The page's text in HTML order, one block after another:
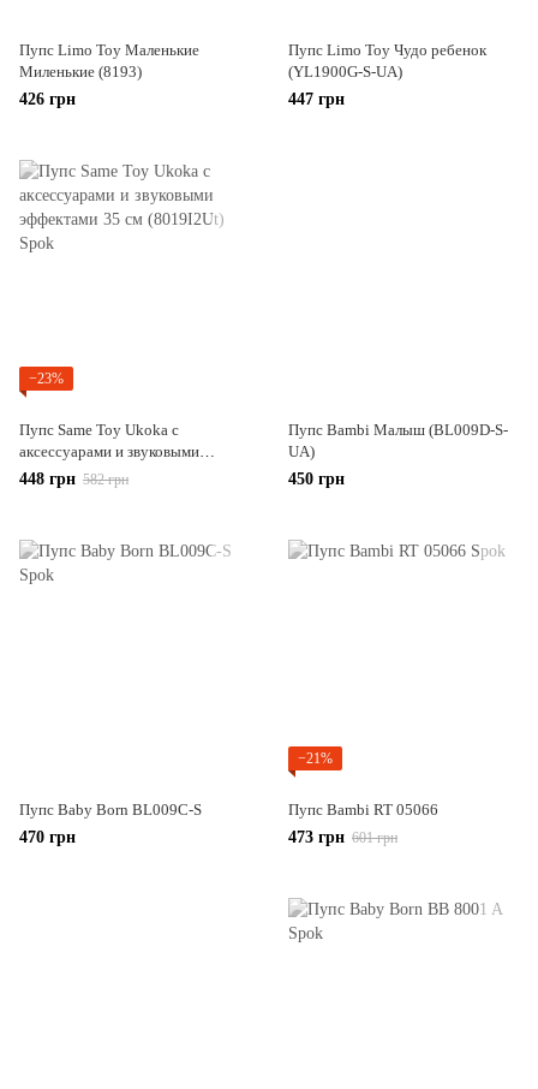
Пупс Limo Toy Маленькие
Миленькие (8193)
426 грн
Пупс Limo Toy Чудо ребенок
(YL1900G-S-UA)
447 грн
−23%
Пупс Same Toy Ukoka с
аксессуарами и звуковыми
эффектами 35 см (8019I2Ut)
448 грн 582 грн
Пупс Bambi Малыш (BL009D-S-
UA)
450 грн
Пупс Baby Born BL009C-S
470 грн
−21%
Пупс Bambi RT 05066
473 грн 601 грн